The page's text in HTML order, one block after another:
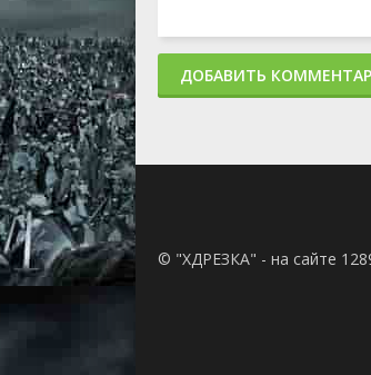
ДОБАВИТЬ
© "ХДРЕЗКА" - на сайте